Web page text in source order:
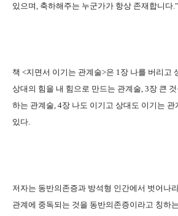
있으며, 축하해주는 누군가가 항상 존재합니다."
책 <지면서 이기는 관계술>은 1장 나를 버리고
상대의 힘을 내 힘으로 만드는 관계술, 3장 큰
하는 관계술, 4장 나도 이기고 상대도 이기는 관
있다.
저자는 동반의존증과 방석형 인간에서 벗어나
관계에 중독되는 것을 동반의존증이라고 칭하